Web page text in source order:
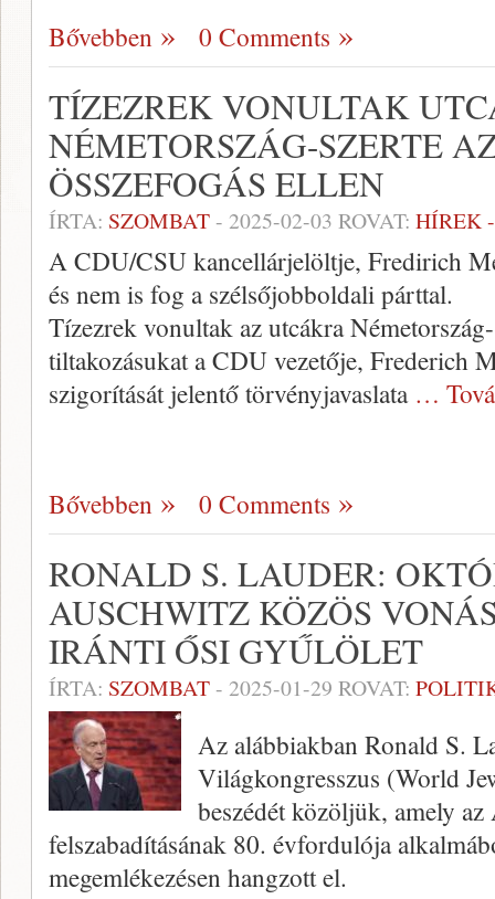
Bővebben 0 Comments
TÍZEZREK VONULTAK
NÉMETORSZÁG-SZERTE
ÖSSZEFOGÁS ELLEN
ÍRTA: SZOMBAT- 2025-02-03 ROVAT: HÍREK
A CDU/CSU kancellárjelöltje, Fredirich
és nem is fog a szélsőjobboldali párttal.
Tízezrek vonultak az utcákra
tiltakozásukat a CDU vezetője, Frederich
szigorítását jelentő törvényjavaslata …
Bővebben 0 Comments
RONALD S. LAUDER:
AUSCHWITZ KÖZÖS
IRÁNTI ŐSI GYŰLÖLET
ÍRTA: SZOMBAT- 2025-01-29 ROVAT:
Az alábbiakban Ronald S.
Világkongresszus (World
beszédét közöljük, amely
felszabadításának 80. évfordulója
megemlékezésen hangzott el.